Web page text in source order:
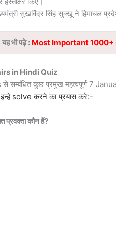
सुखविंदर सिंह सुक्खू ने हिमाचल
यह भी पढ़े : Most Important 1000+
in Hindi Quiz
सम्बंधित कुछ प्रमुख महत्वपूर्ण 7
solve करने का प्रयास करे:-
प्रवक्ता कौन हैं?